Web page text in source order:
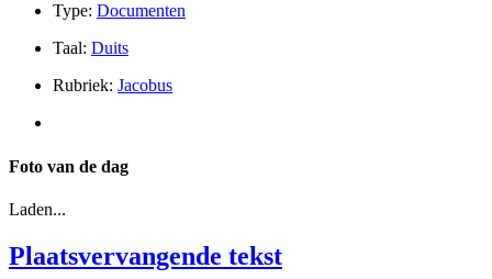
Type: Documenten
Taal: Duits
Rubriek: Jacobus
Foto van de dag
Laden...
Plaatsvervangende tekst